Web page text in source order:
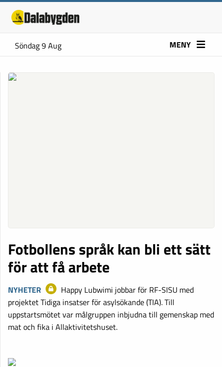
Söndag 9 Aug MENY
Fotbollens språk kan bli ett sätt
för att få arbete
NYHETER
Happy Lubwimi jobbar för RF-SISU med
projektet Tidiga insatser för asylsökande (TIA). Till
uppstartsmötet var målgruppen inbjudna till gemenskap med
mat och fika i Allaktivitetshuset.